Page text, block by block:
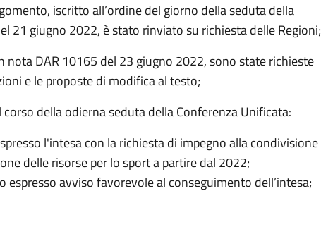
iscritto all’ordine del giorno della seduta della
21 giugno 2022, è stato rinviato su richiesta delle Regioni;
nota DAR 10165 del 23 giugno 2022, sono state richieste
e le proposte di modifica al testo;
corso della odierna seduta della Conferenza Unificata:
l'intesa con la richiesta di impegno alla condivisione
delle risorse per lo sport a partire dal 2022;
espresso avviso favorevole al conseguimento dell’intesa;